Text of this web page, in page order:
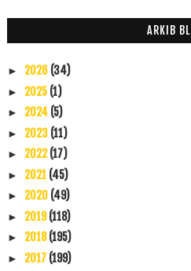
ARKIB
► 2026 (34)
► 2025 (1)
► 2024 (5)
► 2023 (11)
► 2022(17)
► 2021 (45)
► 2020 (49)
► 2019(118)
► 2018(195)
► 2017 (199)